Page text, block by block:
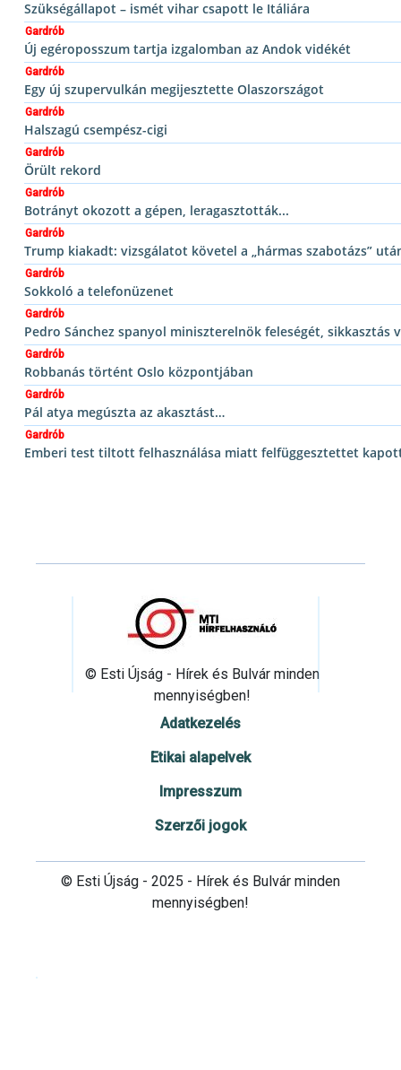
Szükségállapot – ismét vihar csapott le Itáliára
Gardrób
Új egéroposszum tartja izgalomban az Andok vidékét
Gardrób
Egy új szupervulkán megijesztette Olaszországot
Gardrób
Halszagú csempész-cigi
Gardrób
Örült rekord
Gardrób
Botrányt okozott a gépen, leragasztották...
Gardrób
Trump kiakadt: vizsgálatot követel a „hármas szabotázs”
Gardrób
Sokkoló a telefonüzenet
Gardrób
Pedro Sánchez spanyol miniszterelnök feleségét,
Gardrób
Robbanás történt Oslo központjában
Gardrób
Pál atya megúszta az akasztást…
Gardrób
Emberi test tiltott felhasználása miatt felfüggesztettet
© Esti Újság - Hírek és Bulvár minden
mennyiségben!
Adatkezelés
Etikai alapelvek
Impresszum
Szerzői jogok
© Esti Újság - 2025 - Hírek és Bulvár minden
mennyiségben!